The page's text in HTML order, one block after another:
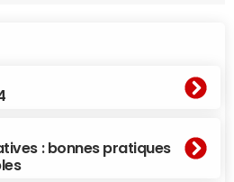
: bonnes pratiques